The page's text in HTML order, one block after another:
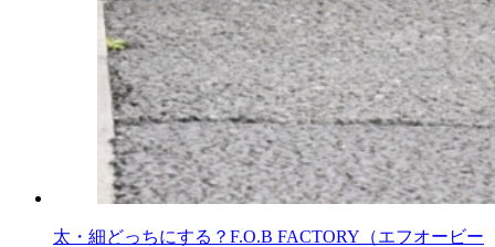
太・細どっちにする？F.O.B FACTORY（エフオービー